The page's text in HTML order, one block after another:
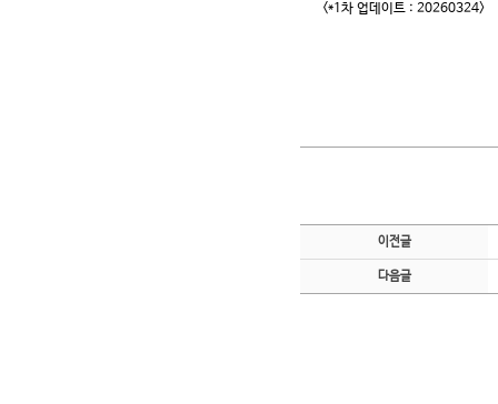
<*1차 업데이트 : 20260324>
이전글
다음글